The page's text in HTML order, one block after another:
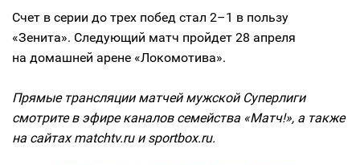
Счет в серии до трех побед стал 2–1 в пользу
«Зенита». Следующий матч пройдет 28 апреля
на домашней арене «Локомотива».
Прямые трансляции матчей мужской Суперлиги
смотрите в эфире каналов семейства «Матч!», а также
на сайтах matchtv.ru и sportbox.ru.